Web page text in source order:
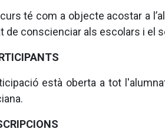
té com a objecte acostar a
de conscienciar als escolars i el
està oberta a tot